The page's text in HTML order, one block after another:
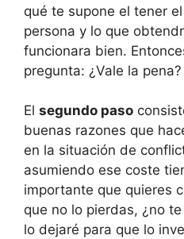
qué te supone el tener
persona y lo que
funcionara bien.
pregunta: ¿Vale la pena?
El segundo paso
buenas razones que
en la situación de
asumiendo ese coste
importante que quieres
que no lo pierdas, ¿no
lo dejaré para que lo